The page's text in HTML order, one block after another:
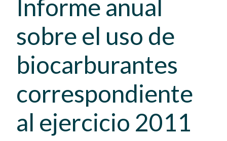
Informe anual
sobre el uso de
biocarburantes
correspondiente
al ejercicio 2011